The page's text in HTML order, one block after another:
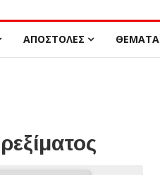
ΑΠΟΣΤΟΛΕΣ ΘΕΜΑΤΑ